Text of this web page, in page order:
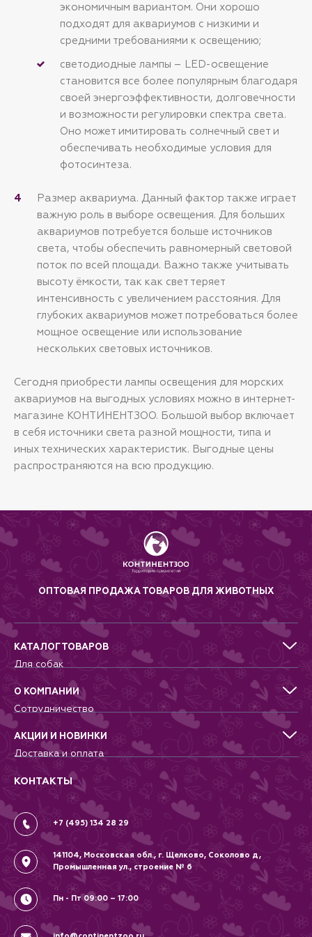
экономичным вариантом. Они хорошо
подходят для аквариумов с низкими и
средними требованиями к освещению;
светодиодные лампы – LED-освещение
становится все более популярным благодаря
своей энергоэффективности, долговечности
и возможности регулировки спектра света.
Оно может имитировать солнечный свет и
обеспечивать необходимые условия для
фотосинтеза.
Размер аквариума. Данный фактор также играет
важную роль в выборе освещения. Для больших
аквариумов потребуется больше источников
света, чтобы обеспечить равномерный световой
поток по всей площади. Важно также учитывать
высоту ёмкости, так как свет теряет
интенсивность с увеличением расстояния. Для
глубоких аквариумов может потребоваться более
мощное освещение или использование
нескольких световых источников.
Сегодня приобрести лампы освещения для морских
аквариумов на выгодных условиях можно в интернет-
магазине КОНТИНЕНТЗОО. Большой выбор включает
в себя источники света разной мощности, типа и
иных технических характеристик. Выгодные цены
распространяются на всю продукцию.
ОПТОВАЯ ПРОДАЖА ТОВАРОВ ДЛЯ ЖИВОТНЫХ
КАТАЛОГ ТОВАРОВ
Для собак
Для кошек
Для грызунов
Для птиц
Аквариумистика, пруд, море
Террариумистика
О КОМПАНИИ
Сотрудничество
Питомникам
Добрые дела
Новости
Контакты
Вопрос-Ответ
АКЦИИ И НОВИНКИ
Доставка и оплата
Гарантии и возврат
Вакансии
Политика
Соглашение
КОНТАКТЫ
+7 (495) 134 28 29
141104, Московская обл., г. Щелково, Соколово д,
Промышленная ул., строение № 6
Пн - Пт 09:00 – 17:00